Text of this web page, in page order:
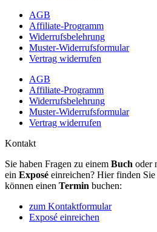
AGB
Affiliate-Programm
Widerrufsbelehrung
Muster-Widerrufsformular
Vertrag widerrufen
AGB
Affiliate-Programm
Widerrufsbelehrung
Muster-Widerrufsformular
Vertrag widerrufen
Kontakt
Sie haben Fragen zu einem Buch oder
ein Exposé einreichen? Hier finden
können einen Termin buchen:
zum Kontaktformular
Exposé einreichen